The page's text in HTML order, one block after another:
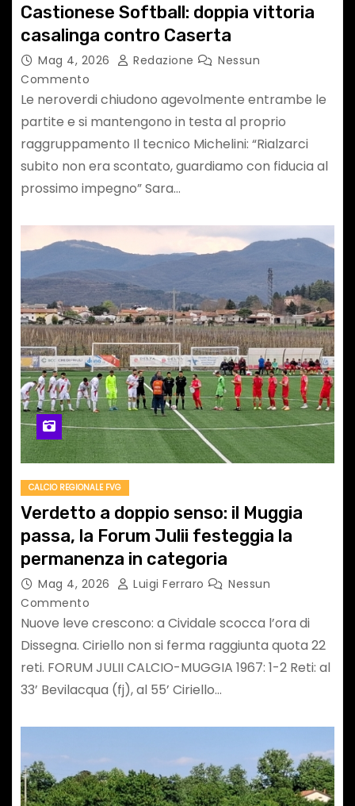
Castionese Softball: doppia vittoria
casalinga contro Caserta
Mag 4, 2026 Redazione
Nessun
Commento
Le neroverdi chiudono agevolmente entrambe le
partite e si mantengono in testa al proprio
raggruppamento Il tecnico Michelini: “Rialzarci
subito non era scontato, guardiamo con fiducia al
prossimo impegno” Sara…
CALCIO REGIONALE FVG
Verdetto a doppio senso: il Muggia
passa, la Forum Julii festeggia la
permanenza in categoria
Mag 4, 2026 Luigi Ferraro
Nessun
Commento
Nuove leve crescono: a Cividale scocca l’ora di
Dissegna. Ciriello non si ferma raggiunta quota 22
reti. FORUM JULII CALCIO-MUGGIA 1967: 1-2 Reti: al
33’ Bevilacqua (fj), al 55’ Ciriello…